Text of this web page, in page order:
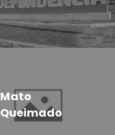
Mato
Queimado